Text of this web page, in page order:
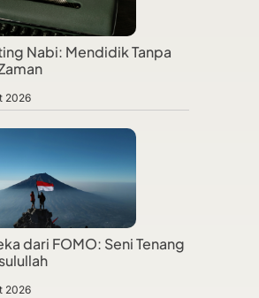
Nabi: Mendidik Tanpa
2026
dari FOMO: Seni Tenang
2026